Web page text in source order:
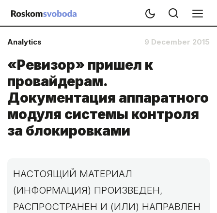
Analytics 9 December 2015
«Ревизор» пришел к
провайдерам.
Документация аппаратного
модуля системы контроля
за блокировками
НАСТОЯЩИЙ МАТЕРИАЛ
(ИНФОРМАЦИЯ) ПРОИЗВЕДЕН,
РАСПРОСТРАНЕН И (ИЛИ) НАПРАВЛЕН